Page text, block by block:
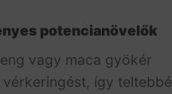
potencianövelők
vagy maca gyökér
így teltebbé